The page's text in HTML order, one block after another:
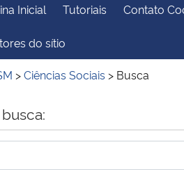
Institucional
Inicial Tutoriais Contato
do sítio
>Ciências Sociais > Busca